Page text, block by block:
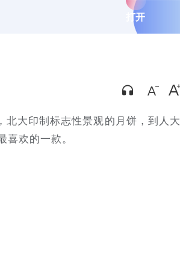
打开
北大印制标志性景观的月饼，到人大
欢的一款。